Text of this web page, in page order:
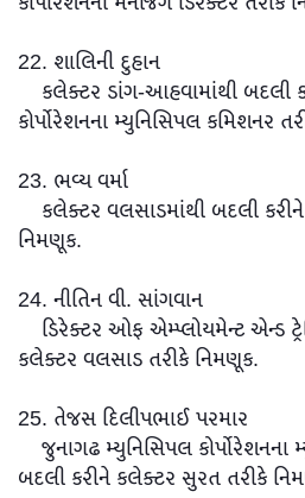
22. શાલિની દુહાન
કલેક્ટર ડાંગ-આહવામાંથી બદલી
કોર્પોરેશનના મ્યુનિસિપલ કમિશનર
23. ભવ્ય વર્મા
કલેક્ટર વલસાડમાંથી બદલી
નિમણૂક.
24. નીતિન વી. સાંગવાન
ડિરેક્ટર ઓફ એમ્પ્લોયમેન્ટ એન્ડ
કલેક્ટર વલસાડ તરીકે નિમણૂક.
25. તેજસ દિલીપભાઈ પરમાર
જુનાગઢ મ્યુનિસિપલ કોર્પોરેશનના
બદલી કરીને કલેક્ટર સુરત તરીકે